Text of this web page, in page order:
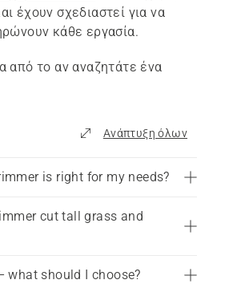
έχουν σχεδιαστεί για να
από το αν αναζητάτε ένα
χρήση, τα χορτοκοπτικά της
αποτελέσματα για τα
μπορεί να σας βοηθήσει να
τις ανάγκες σας.
Ανάπτυξη όλων
is right for my needs?
cut tall grass and
what should I choose?